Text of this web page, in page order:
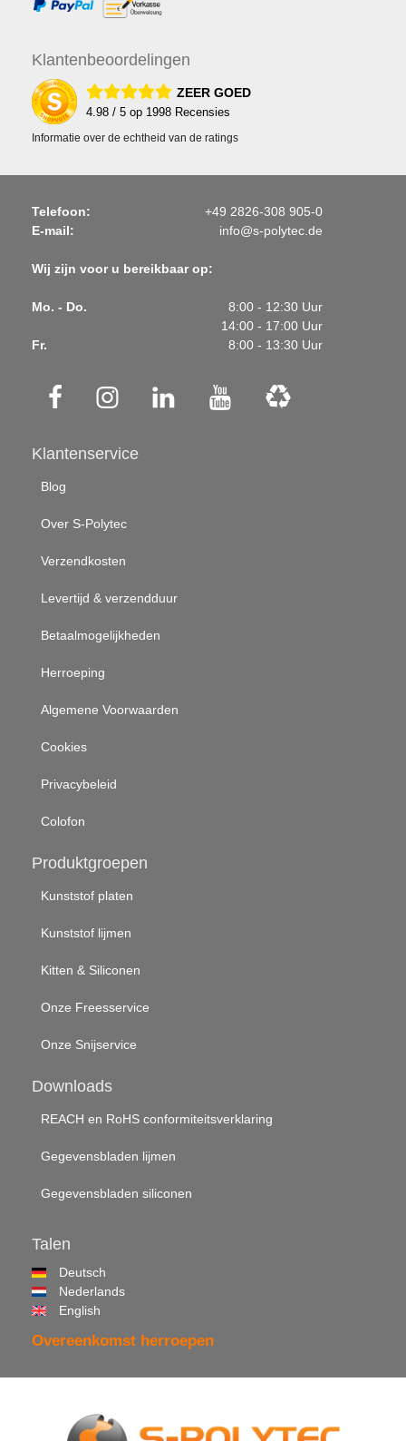
Klantenbeoordelingen
ZEER GOED
4.98 / 5 op 1998 Recensies
Informatie over de echtheid van de ratings
Telefoon:
+49 2826-308 905-0
E-mail:
info@s-polytec.de
Wij zijn voor u bereikbaar op:
Mo. - Do.
8:00 - 12:30 Uur
14:00 - 17:00 Uur
Fr.
8:00 - 13:30 Uur
Klantenservice
Blog
Over S-Polytec
Verzendkosten
Levertijd & verzendduur
Betaalmogelijkheden
Herroeping
Algemene Voorwaarden
Cookies
Privacybeleid
Colofon
Produktgroepen
Kunststof platen
Kunststof lijmen
Kitten & Siliconen
Onze Freesservice
Onze Snijservice
Downloads
REACH en RoHS conformiteitsverklaring
Gegevensbladen lijmen
Gegevensbladen siliconen
Talen
Deutsch
Nederlands
English
Overeenkomst herroepen